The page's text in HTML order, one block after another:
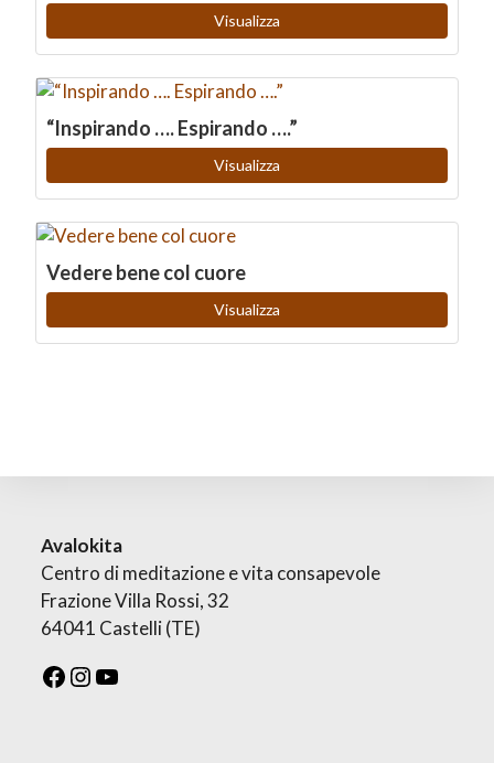
Visualizza
“Inspirando …. Espirando ….”
Visualizza
Vedere bene col cuore
Visualizza
Avalokita
Centro di meditazione e vita consapevole
Frazione Villa Rossi, 32
64041 Castelli (TE)